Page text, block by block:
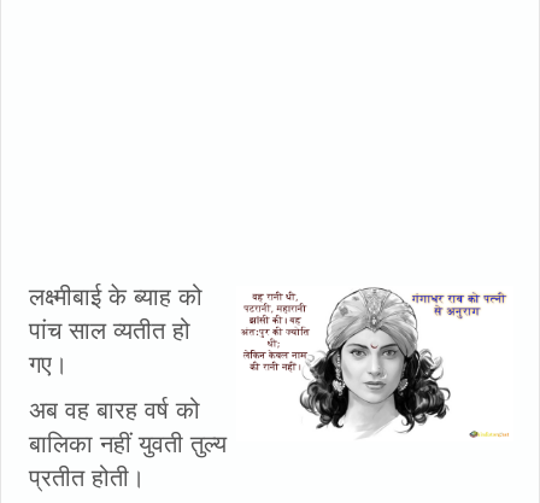
लक्ष्मीबाई के ब्याह को
पांच साल व्यतीत हो
गए।
अब वह बारह वर्ष को
बालिका नहीं युवती तुल्य
प्रतीत होती।